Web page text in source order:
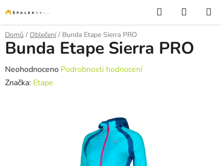
Hledat
Domů / Oblečení / Bunda Etape Sierra PRO
Bunda Etape Sierra PRO
Průměrné hodnocení produktu je 0,0 z 5 hvězdiček.
Neohodnoceno Podrobnosti hodnocení
Značka: Etape